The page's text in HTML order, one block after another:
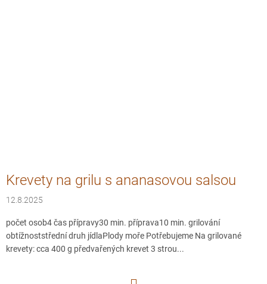
Krevety na grilu s ananasovou salsou
12.8.2025
počet osob4 čas přípravy30 min. příprava10 min. grilování
obtížnoststřední druh jídlaPlody moře Potřebujeme Na grilované
krevety: cca 400 g předvařených krevet 3 strou...